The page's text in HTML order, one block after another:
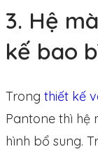
3. Hệ
kế bao
Trong thiết kế
Pantone thì hệ
hình bổ sung.